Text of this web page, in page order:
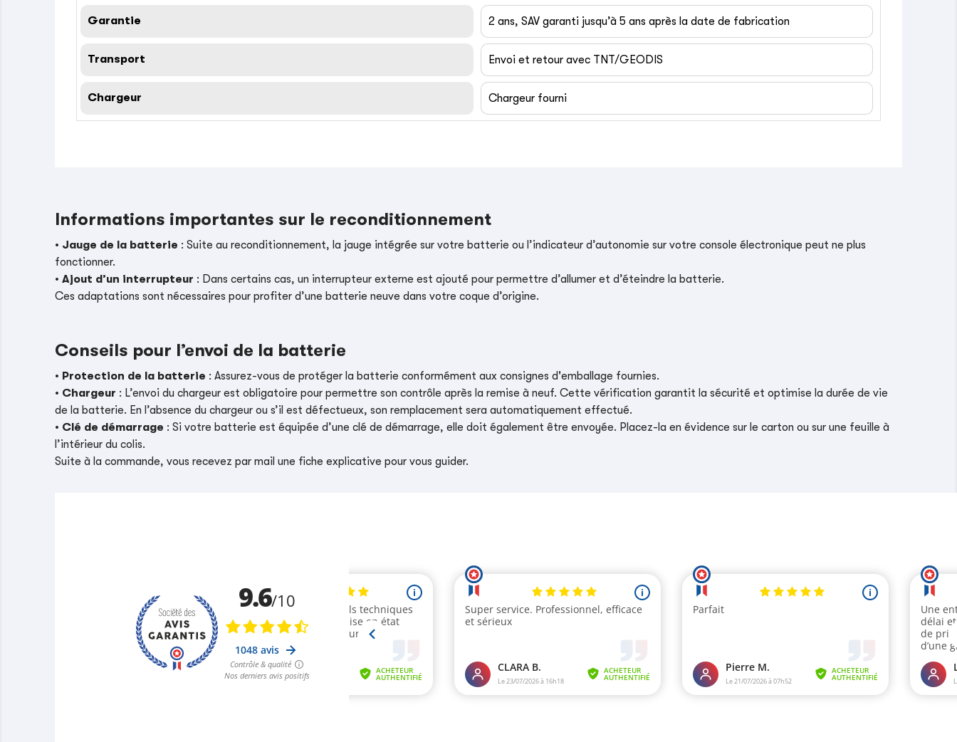
Garantie 2 ans, SAV garanti jusqu’à 5 ans après la date de fabrication
Transport Envoi et retour avec TNT/GEODIS
Chargeur Chargeur fourni
Informations importantes sur le reconditionnement
• Jauge de la batterie : Suite au reconditionnement, la jauge intégrée sur votre batterie ou l’indicateur d’autonomie sur votre console électronique peut ne plus
fonctionner.
•Ajout d’un interrupteur : Dans certains cas, un interrupteur externe est ajouté pour permettre d’allumer et d’éteindre la batterie.
Ces adaptations sont nécessaires pour profiter d’une batterie neuve dans votre coque d’origine.
Conseils pour l’envoi de la batterie
• Protection de la batterie : Assurez-vous de protéger la batterie conformément aux consignes d'emballage fournies.
• Chargeur : L’envoi du chargeur est obligatoire pour permettre son contrôle après la remise à neuf. Cette vérification garantit la sécurité et optimise la durée de vie
de la batterie. En l’absence du chargeur ou s’il est défectueux, son remplacement sera automatiquement effectué.
• Clé de démarrage : Si votre batterie est équipée d’une clé de démarrage, elle doit également être envoyée. Placez-la en évidence sur le carton ou sur une feuille à
l’intérieur du colis.
Suite à la commande, vous recevez par mail une fiche explicative pour vous guider.